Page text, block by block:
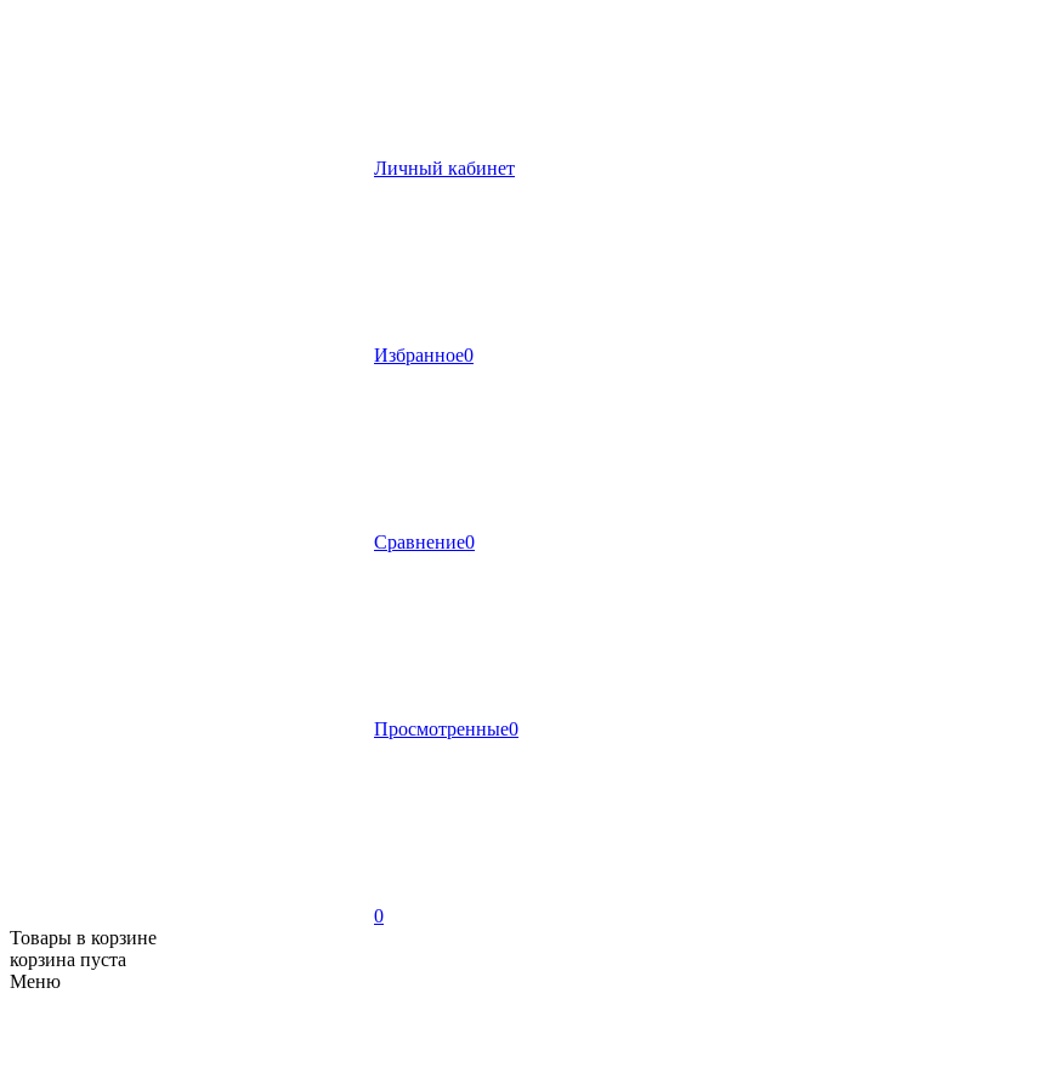
Личный кабинет
Избранное0
Сравнение0
Просмотренные0
0
Товары в корзине
корзина пуста
Меню